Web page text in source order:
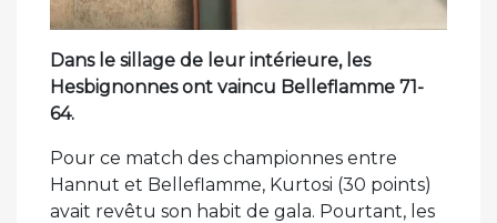
Dans le sillage de leur intérieure, les
Hesbignonnes ont vaincu Belleflamme 71-
64.
Pour ce match des championnes entre
Hannut et Belleflamme, Kurtosi (30 points)
avait revêtu son habit de gala. Pourtant, les